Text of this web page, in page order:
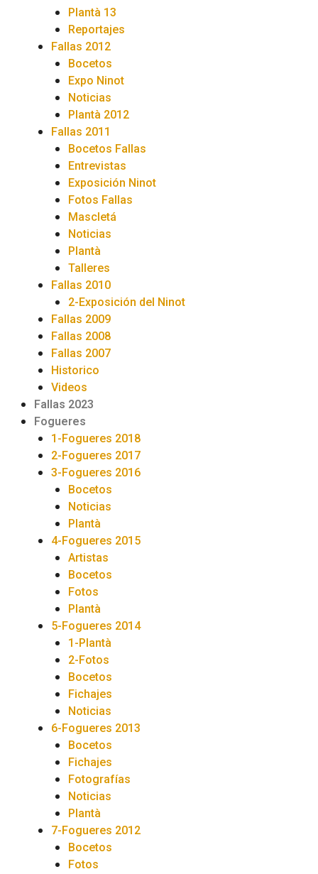
Plantà 13
Reportajes
Fallas 2012
Bocetos
Expo Ninot
Noticias
Plantà 2012
Fallas 2011
Bocetos Fallas
Entrevistas
Exposición Ninot
Fotos Fallas
Mascletá
Noticias
Plantà
Talleres
Fallas 2010
2-Exposición del Ninot
Fallas 2009
Fallas 2008
Fallas 2007
Historico
Videos
Fallas 2023
Fogueres
1-Fogueres 2018
2-Fogueres 2017
3-Fogueres 2016
Bocetos
Noticias
Plantà
4-Fogueres 2015
Artistas
Bocetos
Fotos
Plantà
5-Fogueres 2014
1-Plantà
2-Fotos
Bocetos
Fichajes
Noticias
6-Fogueres 2013
Bocetos
Fichajes
Fotografías
Noticias
Plantà
7-Fogueres 2012
Bocetos
Fotos